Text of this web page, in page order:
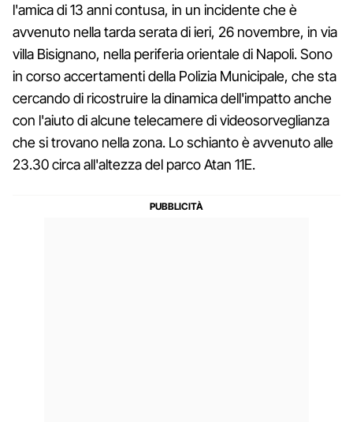
l'amica di 13 anni contusa, in un incidente che è
avvenuto nella tarda serata di ieri, 26 novembre, in via
villa Bisignano, nella periferia orientale di Napoli. Sono
in corso accertamenti della Polizia Municipale, che sta
cercando di ricostruire la dinamica dell'impatto anche
con l'aiuto di alcune telecamere di videosorveglianza
che si trovano nella zona. Lo schianto è avvenuto alle
23.30 circa all'altezza del parco Atan 11E.